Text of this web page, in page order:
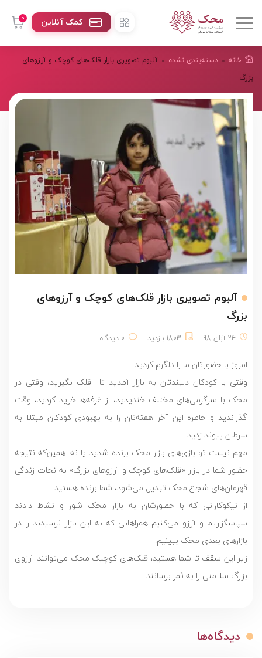
0 کمک آنلاین
خانه دسته‌بندی نشده
آلبوم تصویری بازار قلک‌های کوچک و آرزوهای
بزرگ
آلبوم تصویری بازار قلک‌های کوچک و آرزوهای
بزرگ
24 آبان 98 1803 بازدید 0 دیدگاه
امروز با حضورتان ما را دلگرم کردید.
وقتی با کودکان دلبندتان به بازار آمدید تا قلک بگیرید، وقتی در
محک با سرگرمی‌های مختلف خندیدید، از غرفه‌ها خرید کردید، وقت
گذراندید و خاطره این آخر هفته‌تان را به بهبودی کودکان مبتلا به
سرطان پیوند زدید.
مهم نیست تو بازی‌های بازار محک برنده شدید یا نه. همین‌که نتیجه
حضور شما در بازار «قلک‌های کوچک و آرزوهای بزرگ» به نجات زندگی
قهرمان‌های شجاع محک تبدیل می‌شود، شما برنده‌ هستید.
از نیکوکارانی که با حضورشان به بازار محک شور و نشاط دادند
سپاسگزاریم و آرزو می‌کنیم همراهانی که به این بازار نرسیدند را در
بازارهای بعدی محک ببینیم.
زیر این سقف تا شما هستید، قلک‌های کوچیک محک می‌توانند آرزوی
بزرگ سلامتی را به ثمر برسانند.
دیدگاه‌ها